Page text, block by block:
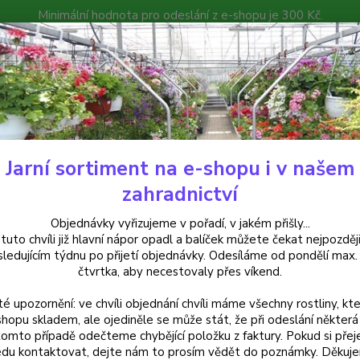
Minimální hodnota pro odeslání z e-shopu je 300 Kč.
můžete čekat nejpozději v následujícím týdnu po přijetí
Poradna Kontakty
Hledat
Balkónové rostliny Alstromérie – lilie inků – žlutá - 037B
– lilie inků – žlutá - 037B
Žlutá
V
dobře
Jarní sortiment na e-shopu i v našem
zahradnictví
Objednávky vyřizujeme v pořadí, v jakém přišly...
chvíli již hlavní nápor opadl a balíček můžete čekat
týdnu po přijetí objednávky. Odesíláme od pondělí
čtvrtka, aby necestovaly přes víkend.
upozornění: ve chvíli objednání chvíli máme všechny rostliny,
skladem, ale ojediněle se může stát, že při odeslání některá
případě odečteme chybějící položku z faktury. Pokud si
kontaktovat, dejte nám to prosím vědět do poznámky.